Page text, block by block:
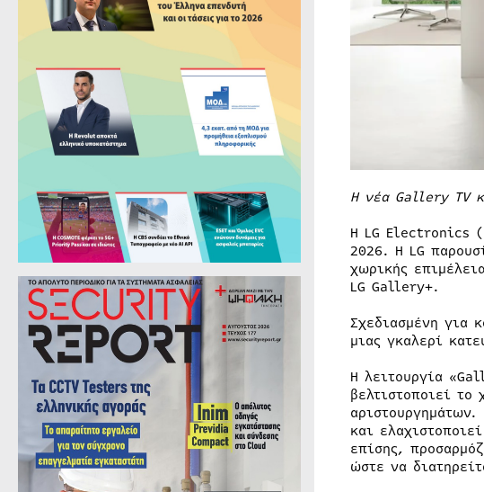
Η νέα Gallery TV
Η LG Electronics
2026. Η LG
χωρικής
LG Gallery+.
Σχεδιασμένη για
μιας γκαλερί
Η λειτουργία
βελτιστοποιεί
και
επίσης,
ώστε να